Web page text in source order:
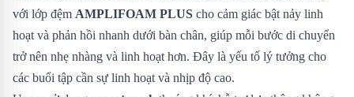
với lớp đệm AMPLIFOAM PLUS cho cảm giác bật nảy linh
hoạt và phản hồi nhanh dưới bàn chân, giúp mỗi bước di chuyển
trở nên nhẹ nhàng và linh hoạt hơn. Đây là yếu tố lý tưởng cho
các buổi tập cần sự linh hoạt và nhịp độ cao.